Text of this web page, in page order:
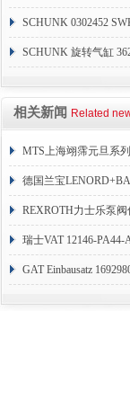
SCHUNK 0302452
SCHUNK 旋转气缸
相关新闻 Related
MTS上海翊霈元旦系列
RHM3050MR081A01
德国兰宝
系列编码器
REXROTH力士乐泵
目表）
瑞士VAT 12146-PA44-
1173938
GAT Einbausatz